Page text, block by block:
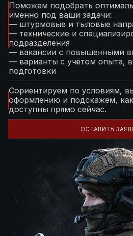
Поможем подобрать
именно под ваши задачи:
— штурмовые и тыловые
— технические и
подразделения
— вакансии с повышенными
— варианты с учётом опыта,
подготовки
Сориентируем по условиям,
оформлению и подскажем,
доступны прямо сейчас.
ОСТАВИТЬ